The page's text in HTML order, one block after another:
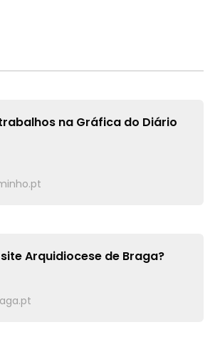
na Gráfica do Diário
Arquidiocese de Braga?